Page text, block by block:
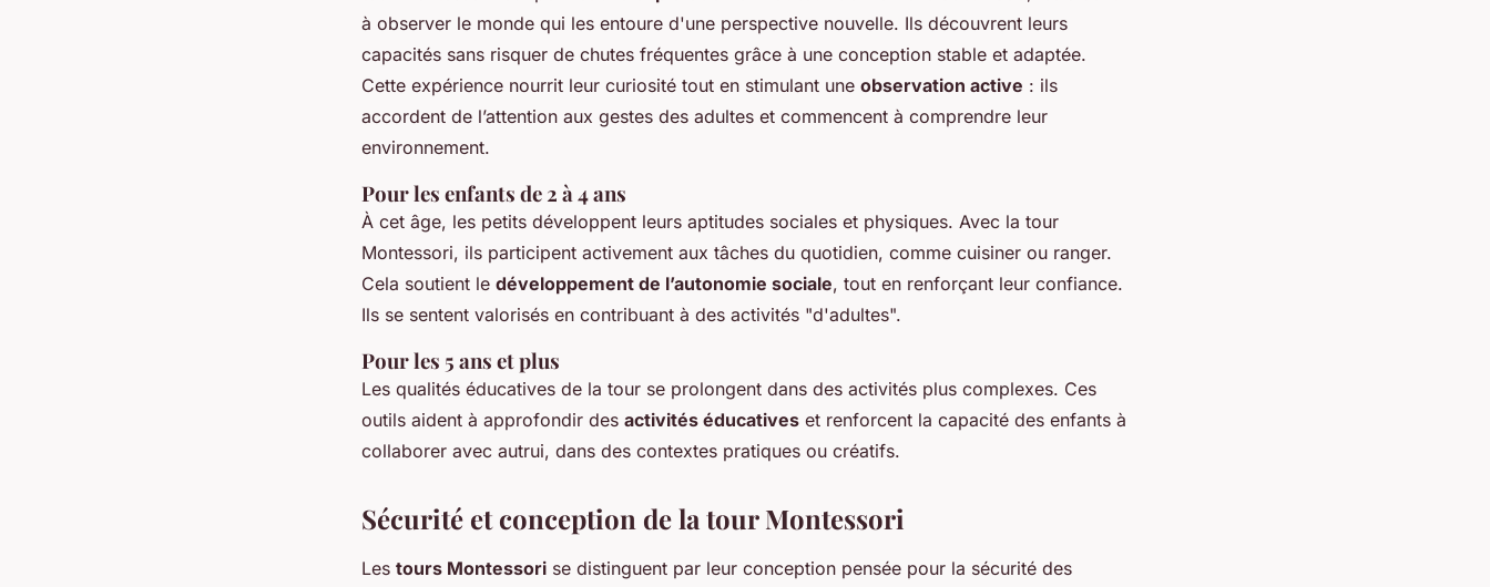
à observer le monde qui les entoure d'une perspective nouvelle. Ils découvrent leurs
capacités sans risquer de chutes fréquentes grâce à une conception stable et adaptée.
Cette expérience nourrit leur curiosité tout en stimulant une observation active : ils
accordent de l’attention aux gestes des adultes et commencent à comprendre leur
environnement.
Pour les enfants de 2 à 4 ans
À cet âge, les petits développent leurs aptitudes sociales et physiques. Avec la tour
Montessori, ils participent activement aux tâches du quotidien, comme cuisiner ou ranger.
Cela soutient le développement de l’autonomie sociale, tout en renforçant leur confiance.
Ils se sentent valorisés en contribuant à des activités "d'adultes".
Pour les 5 ans et plus
Les qualités éducatives de la tour se prolongent dans des activités plus complexes. Ces
outils aident à approfondir des activités éducatives et renforcent la capacité des enfants à
collaborer avec autrui, dans des contextes pratiques ou créatifs.
Sécurité et conception de la tour Montessori
Les tours Montessori se distinguent par leur conception pensée pour la sécurité des